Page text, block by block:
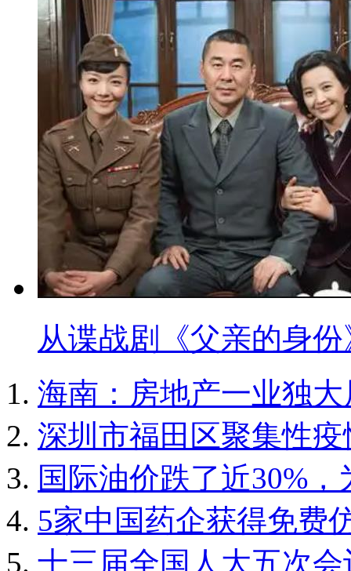
从谍战剧《父亲的身
海南：房地产一业独
深圳市福田区聚集性
国际油价跌了近30%
5家中国药企获得免费
十三届全国人大五次